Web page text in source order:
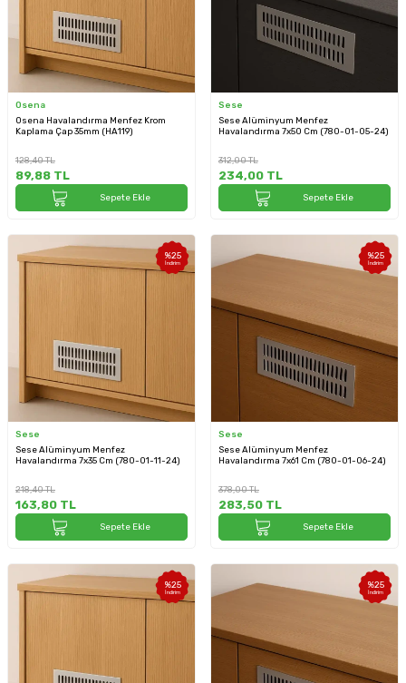
Osena
Osena Havalandırma Menfez Krom
Kaplama Çap 35mm (HA119)
128,40TL
89,88 TL
Sepete Ekle
Sese
Sese Alüminyum Menfez
Havalandırma 7x50 Cm (780-01-05-24)
312,00TL
234,00 TL
Sepete Ekle
%25
İndirim
Sese
Sese Alüminyum Menfez
Havalandırma 7x35 Cm (780-01-11-24)
218,40TL
163,80 TL
Sepete Ekle
%25
İndirim
Sese
Sese Alüminyum Menfez
Havalandırma 7x61 Cm (780-01-06-24)
378,00TL
283,50 TL
Sepete Ekle
%25
İndirim
%25
İndirim